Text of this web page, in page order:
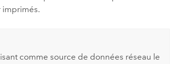
imprimés.
comme source de données réseau le